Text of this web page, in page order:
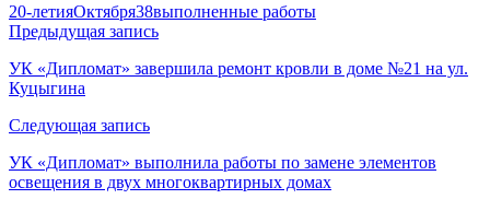
20-летияОктября38выполненные работы
Навигация
по
записям
Предыдущая запись
УК «Дипломат» завершила ремонт кровли в доме №21 на ул.
Куцыгина
Следующая запись
УК «Дипломат» выполнила работы по замене элементов
освещения в двух многоквартирных домах